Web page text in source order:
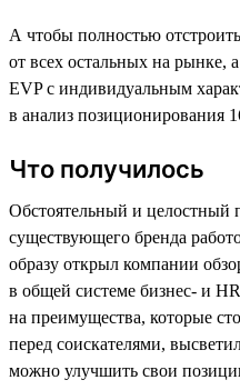
А чтобы полностью
от всех остальных на рынке,
EVP с индивидуальным
в анализ позиционирования
Что получилось
Обстоятельный и целостный
существующего бренда
образу открыл компании
в общей системе бизнес- и
на преимущества, которые
перед соискателями,
можно улучшить свои